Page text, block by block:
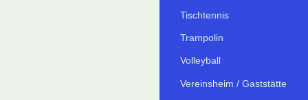
Tischtennis
Trampolin
Volleyball
Vereinsheim / Gaststätte